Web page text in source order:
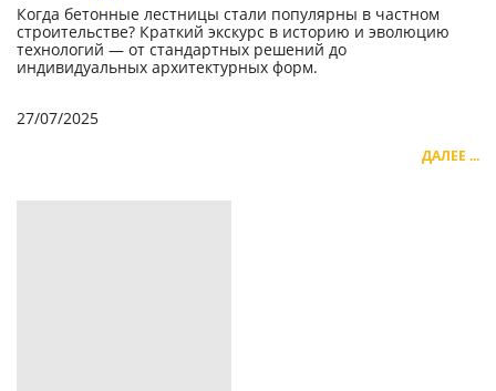
Когда бетонные лестницы стали популярны в частном
строительстве? Краткий экскурс в историю и эволюцию
технологий — от стандартных решений до
индивидуальных архитектурных форм.
27/07/2025
ДАЛЕЕ ...